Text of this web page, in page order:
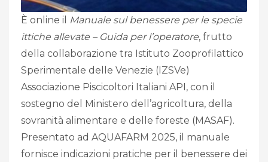
È online il
Manuale sul benessere per le specie
ittiche allevate – Guida per l’operatore, frutto
della collaborazione tra Istituto Zooprofilattico
Sperimentale delle Venezie (IZSVe)
Associazione Piscicoltori Italiani API, con il
sostegno del Ministero dell’agricoltura, della
sovranità alimentare e delle foreste (MASAF).
Presentato ad AQUAFARM 2025, il manuale
fornisce indicazioni pratiche per il benessere dei